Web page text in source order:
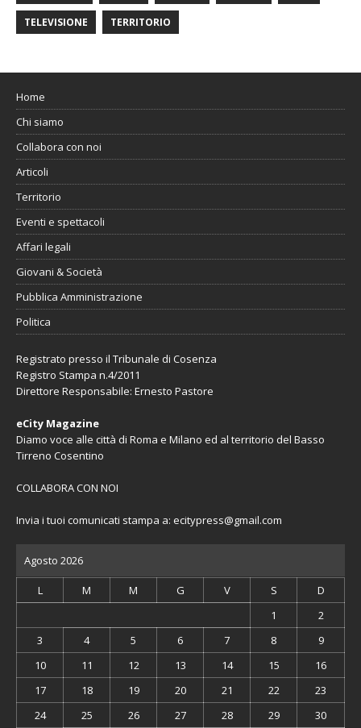
TELEVISIONE TERRITORIO
Home
Chi siamo
Collabora con noi
Articoli
Territorio
Eventi e spettacoli
Affari legali
Giovani & Società
Pubblica Amministrazione
Politica
Registrato presso il Tribunale di Cosenza
Registro Stampa n.4/2011
Direttore Responsabile: Ernesto Pastore
eCity Magazine
Diamo voce alle città di Roma e Milano ed al territorio del Basso
Tirreno Cosentino
COLLABORA CON NOI
Invia i tuoi comunicati stampa a: ecitypress@gmail.com
Agosto 2026
L M M G V S
D
1
2
3
4 5 6 7 8
9
10
11 12 13 14 15
16
17
18 19 20 21 22
23
24
25 26 27 28 29 30